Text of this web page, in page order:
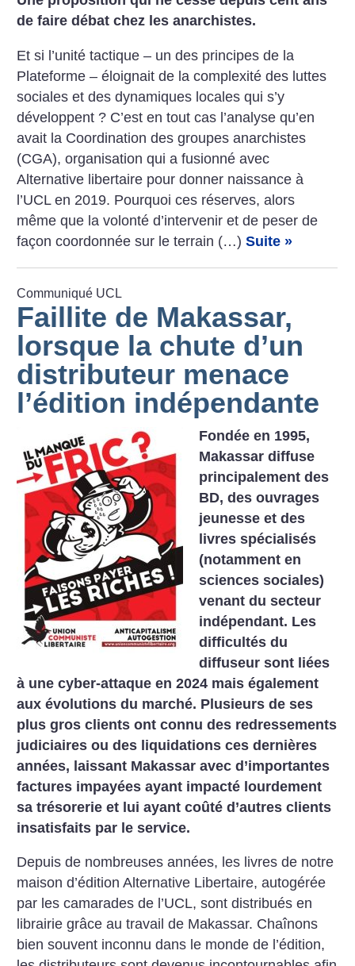
de faire débat chez les anarchistes.
Et si l’unité tactique – un des principes de la
Plateforme – éloignait de la complexité des luttes
sociales et des dynamiques locales qui s’y
développent ? C’est en tout cas l’analyse qu’en
avait la Coordination des groupes anarchistes
(CGA), organisation qui a fusionné avec
Alternative libertaire pour donner naissance à
l’UCL en 2019. Pourquoi ces réserves, alors
même que la volonté d’intervenir et de peser de
façon coordonnée sur le terrain (…)Suite »
Communiqué UCL
Faillite de Makassar,
lorsque la chute d’un
distributeur menace
l’édition indépendante
Fondée en 1995,
Makassar diffuse
principalement des
BD, des ouvrages
jeunesse et des
livres spécialisés
(notamment en
sciences sociales)
venant du secteur
indépendant. Les
difficultés du
diffuseur sont liées
à une cyber-attaque en 2024 mais également
aux évolutions du marché. Plusieurs de ses
plus gros clients ont connu des redressements
judiciaires ou des liquidations ces dernières
années, laissant Makassar avec d’importantes
factures impayées ayant impacté lourdement
sa trésorerie et lui ayant coûté d’autres clients
insatisfaits par le service.
Depuis de nombreuses années, les livres de notre
maison d’édition Alternative Libertaire, autogérée
par les camarades de l’UCL, sont distribués en
librairie grâce au travail de Makassar. Chaînons
bien souvent inconnu dans le monde de l’édition,